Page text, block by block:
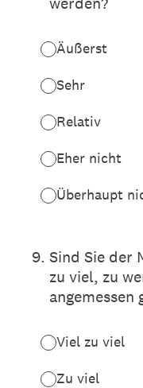
Äußerst
Sehr
Relativ
Eher nicht
Überhaupt
9. Sind Sie der
zu viel, zu
Viel zu viel
Zu viel